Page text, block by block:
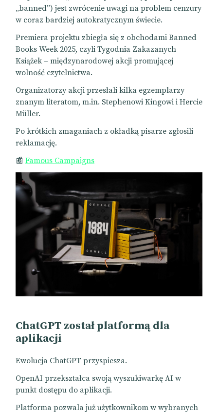
„banned”) jest zwrócenie uwagi na problem cenzury
w coraz bardziej autokratycznym świecie.
Premiera projektu zbiegła się z obchodami Banned
Books Week 2025, czyli Tygodnia Zakazanych
Książek – międzynarodowej akcji promującej
wolność czytelnictwa.
Organizatorzy akcji przesłali kilka egzemplarzy
znanym literatom, m.in. Stephenowi Kingowi i Hercie
Müller.
Po krótkich zmaganiach z okładką pisarze zgłosili
reklamację.
📰 Famous Campaigns
ChatGPT został platformą dla
aplikacji
Ewolucja ChatGPT przyspiesza.
OpenAI przekształca swoją wyszukiwarkę AI w
punkt dostępu do aplikacji.
Platforma pozwala już użytkownikom w wybranych